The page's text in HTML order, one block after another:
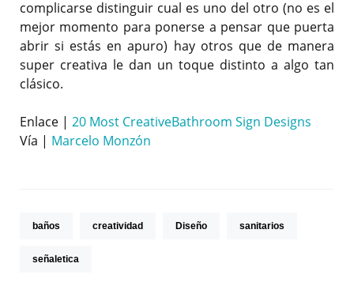
complicarse distinguir cual es uno del otro (no es el
mejor momento para ponerse a pensar que puerta
abrir si estás en apuro) hay otros que de manera
super creativa le dan un toque distinto a algo tan
clásico.
Enlace | 20 Most CreativeBathroom Sign Designs
Vía | Marcelo Monzón
baños creatividad Diseño sanitarios
señaletica